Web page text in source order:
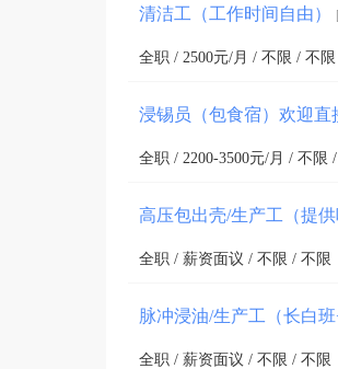
清洁工（工作时间自由）
全职 / 2500元/月 / 不限 / 不限
浸锡员（包食宿）欢迎直
全职 / 2200-3500元/月 / 不限
高压包出壳/生产工（提
全职 / 薪资面议 / 不限 / 不限
脉冲浸油/生产工（长白
全职 / 薪资面议 / 不限 / 不限